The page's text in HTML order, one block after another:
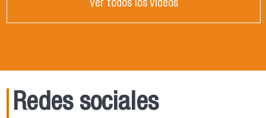
Ver todos los Videos
Redes sociales